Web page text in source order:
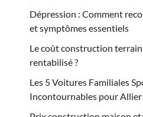
Dépression : Comment
et symptômes essentiels
Le coût construction
rentabilisé ?
Les 5 Voitures Familiales
Incontournables pour